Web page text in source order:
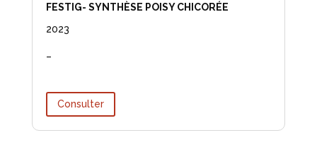
FESTIG- SYNTHÈSE POISY CHICORÉE
2023
–
Consulter